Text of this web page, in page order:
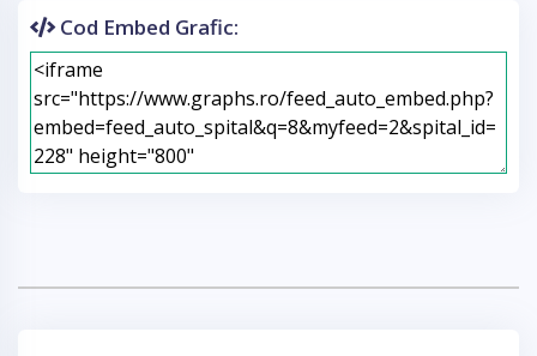
Cod Embed Grafic: